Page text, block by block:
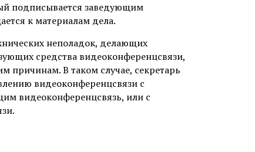
подписывается заведующим
к материалам дела.
неполадок, делающих
средства видеоконференцсвязи,
причинам. В таком случае, секретарь
видеоконференцсвязи с
видеоконференцсвязь, или с